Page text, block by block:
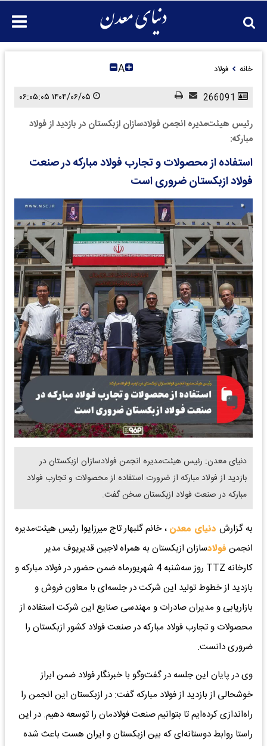
خانه فولاد A
رئیس هیئت‌مدیره انجمن فولادسازان ازبکستان در بازدید از فولاد
مبارکه:
استفاده از محصولات و تجارب فولاد مبارکه در صنعت
فولاد ازبکستان ضروری است
دنیای معدن: رئیس هیئت‌مدیره انجمن فولادسازان ازبکستان در
بازدید از فولاد مبارکه از ضرورت استفاده از محصولات و تجارب فولاد
مبارکه در صنعت فولاد ازبکستان سخن گفت.
به گزارش دنیای معدن ، خانم گلبهار تاج میرزایوا رئیس هیئت‌مدیره
انجمن فولادسازان ازبکستان به همراه لاجین قدیریوف مدیر
کارخانه TTZ روز سه‌شنبه 4 شهریورماه ضمن حضور در فولاد مبارکه و
بازدید از خطوط تولید این شرکت در جلسه‌ای با معاون فروش و
بازاریابی و مدیران صادرات و مهندسی صنایع این شرکت استفاده از
محصولات و تجارب فولاد مبارکه در صنعت فولاد کشور ازبکستان را
ضروری دانست.
وی در پایان این جلسه در گفت‌وگو با خبرنگار فولاد ضمن ابراز
خوشحالی از بازدید از فولاد مبارکه گفت: در ازبکستان این انجمن را
راه‌اندازی کرده‌ایم تا بتوانیم صنعت فولادمان را توسعه دهیم. در این
راستا روابط دوستانه‌ای که بین ازبکستان و ایران هست باعث شده